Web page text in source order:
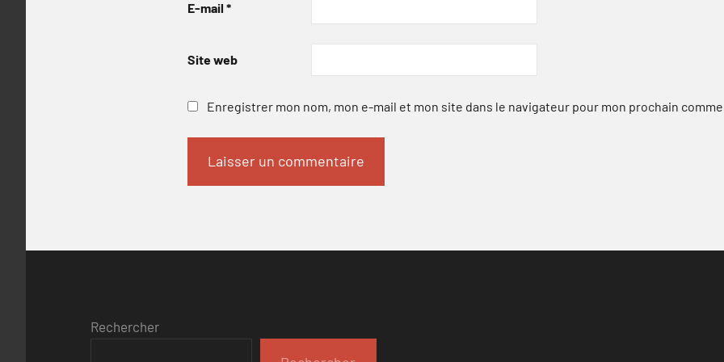
E-mail *
Site web
Enregistrer mon nom, mon e-mail et mon site dans le navigateur pour mon prochain
Rechercher